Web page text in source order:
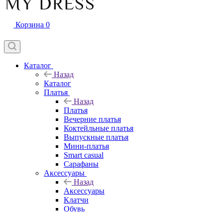
Корзина 0
Каталог
Назад
Каталог
Платья
Назад
Платья
Вечерние платья
Коктейльные платья
Выпускные платья
Мини-платья
Smart casual
Сарафаны
Аксессуары
Назад
Аксессуары
Клатчи
Обувь